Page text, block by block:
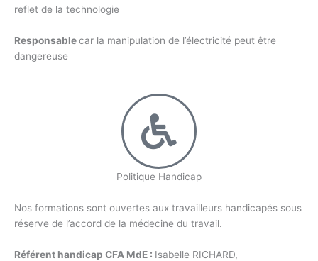
reflet de la technologie
Responsablecar la manipulation de l’électricité peut être
dangereuse
Politique Handicap
Nos formations sont ouvertes aux travailleurs handicapés sous
réserve de l’accord de la médecine du travail.
Référent handicap CFA MdE : Isabelle RICHARD,